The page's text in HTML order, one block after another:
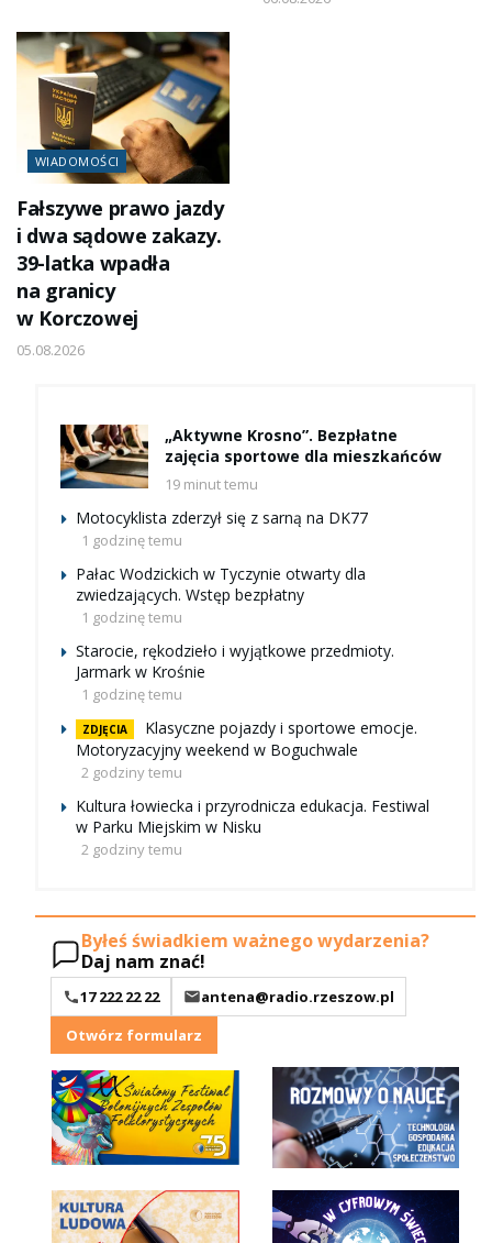
WIADOMOŚCI
Fałszywe prawo jazdy
i dwa sądowe zakazy.
39-latka wpadła
na granicy
w Korczowej
05.08.2026
„Aktywne Krosno”. Bezpłatne
zajęcia sportowe dla mieszkańców
19 minut temu
Motocyklista zderzył się z sarną na DK77
1 godzinę temu
Pałac Wodzickich w Tyczynie otwarty dla
zwiedzających. Wstęp bezpłatny
1 godzinę temu
Starocie, rękodzieło i wyjątkowe przedmioty.
Jarmark w Krośnie
1 godzinę temu
ZDJĘCIA
Klasyczne pojazdy i sportowe emocje.
Motoryzacyjny weekend w Boguchwale
2 godziny temu
Kultura łowiecka i przyrodnicza edukacja. Festiwal
w Parku Miejskim w Nisku
2 godziny temu
Byłeś świadkiem ważnego wydarzenia?
Daj nam znać!
17 222 22 22
antena@radio.rzeszow.pl
Otwórz formularz